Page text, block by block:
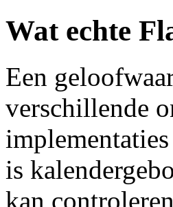
Wat echte
Een
verschillende
is
kan